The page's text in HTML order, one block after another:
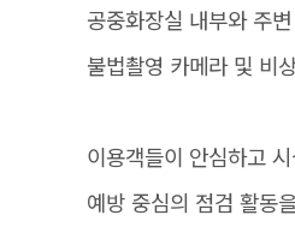
공중화장실 내부와 주
불법촬영 카메라 및 비
이용객들이 안심하고
예방 중심의 점검 활동